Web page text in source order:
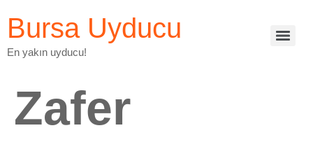
Bursa Uyducu
En yakın uyducu!
Zafer